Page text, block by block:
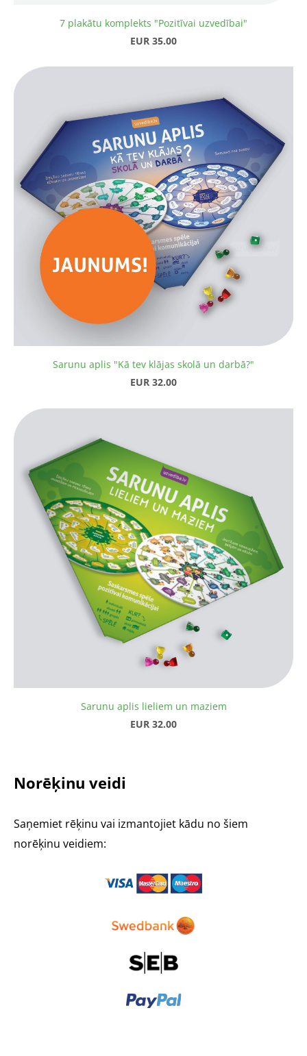
Norēķinu veidi
Saņemiet rēķinu vai izmantojiet kādu no šiem
norēķinu veidiem:
7 plakātu komplekts "Pozitīvai uzvedībai"
EUR 35.00
Sarunu aplis "Kā tev klājas skolā un darbā?"
EUR 32.00
Sarunu aplis lieliem un maziem
EUR 32.00